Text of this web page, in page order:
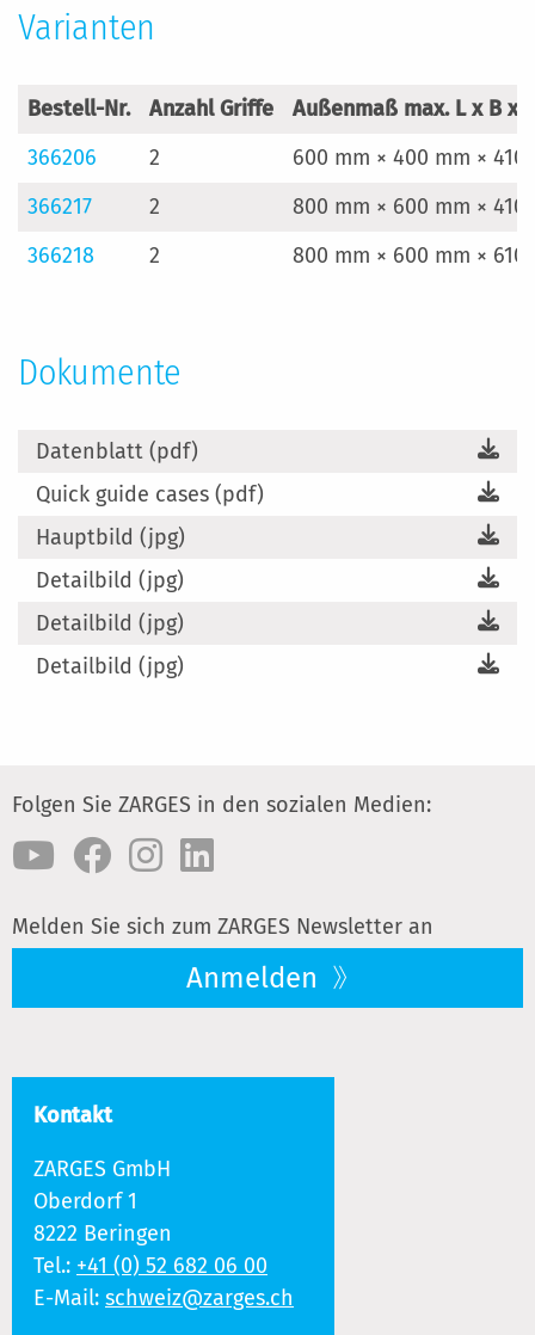
Varianten
Bestell-Nr. Anzahl Griffe
Außenmaß max. L x B x
366206
2
600 mm × 400 mm × 410
366217
2
800 mm × 600 mm × 410
366218
2 800 mm × 600 mm × 610
Dokumente
Datenblatt (pdf)
Quick guide cases (pdf)
Hauptbild (jpg)
Detailbild (jpg)
Detailbild (jpg)
Detailbild (jpg)
Folgen Sie ZARGES in den sozialen Medien:
Melden Sie sich zum ZARGES Newsletter an
Anmelden
Kontakt
ZARGES GmbH
Oberdorf 1
8222 Beringen
Tel.: +41 (0) 52 682 06 00
E-Mail: schweiz@zarges.ch